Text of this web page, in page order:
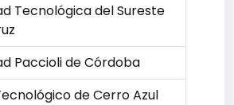
Tecnológica del Sureste
Paccioli de Córdoba
de Cerro Azul